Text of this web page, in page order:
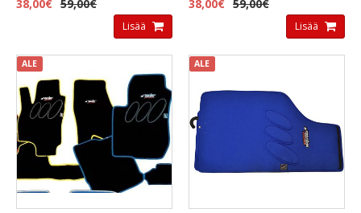
38,00€ 59,00€
Lisää
38,00€ 59,00€
Lisää
ALE ALE